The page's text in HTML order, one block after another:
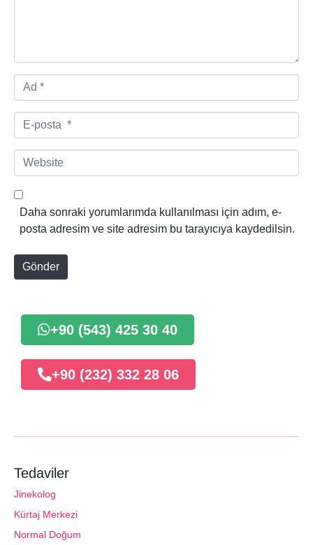
d
*
-
p
t
W
e
b
e
Daha sonraki yorumlarımda kullanılması için adım, e-
posta adresim ve site adresim bu tarayıcıya kaydedilsin.
Gönder
+90 (543) 425 30 40
+90 (232) 332 28 06
Tedaviler
Jinekolog
Kürtaj Merkezi
Normal Doğum